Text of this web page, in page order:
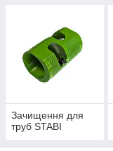
Зачищення для
труб STABI